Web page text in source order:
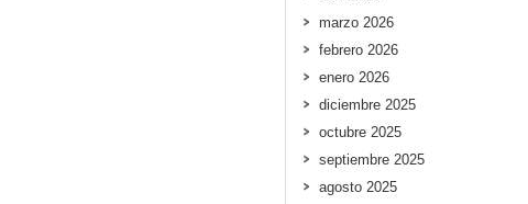
marzo 2026
febrero 2026
enero 2026
diciembre 2025
octubre 2025
septiembre 2025
agosto 2025